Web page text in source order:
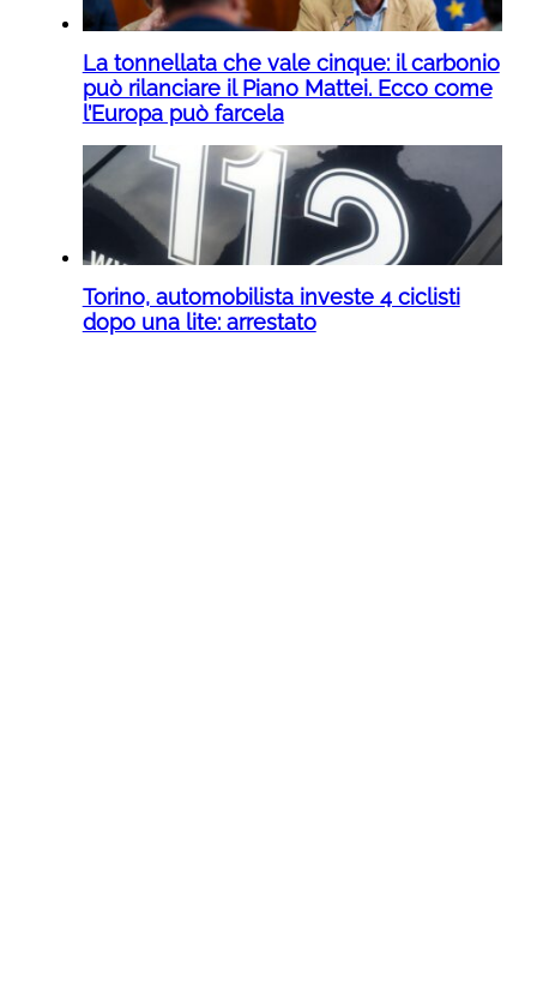
La tonnellata che vale cinque: il carbonio
può rilanciare il Piano Mattei. Ecco come
l’Europa può farcela
Torino, automobilista investe 4 ciclisti
dopo una lite: arrestato